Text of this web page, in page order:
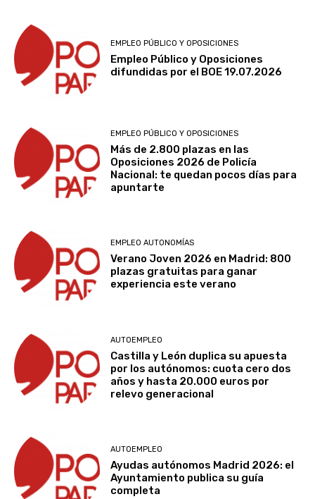
EMPLEO PÚBLICO Y OPOSICIONES
Empleo Público y Oposiciones
difundidas por el BOE 19.07.2026
EMPLEO PÚBLICO Y OPOSICIONES
Más de 2.800 plazas en las
Oposiciones 2026 de Policía
Nacional: te quedan pocos días para
apuntarte
EMPLEO AUTONOMÍAS
Verano Joven 2026 en Madrid: 800
plazas gratuitas para ganar
experiencia este verano
AUTOEMPLEO
Castilla y León duplica su apuesta
por los autónomos: cuota cero dos
años y hasta 20.000 euros por
relevo generacional
AUTOEMPLEO
Ayudas autónomos Madrid 2026: el
Ayuntamiento publica su guía
completa